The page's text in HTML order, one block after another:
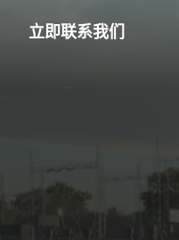
立即联系我们